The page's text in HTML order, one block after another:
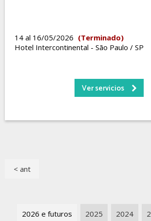
14 al 16/05/2026 (Terminado)
Hotel Intercontinental - São Paulo / SP
Ver servicios
< ant
2026 e futuros 2025 2024